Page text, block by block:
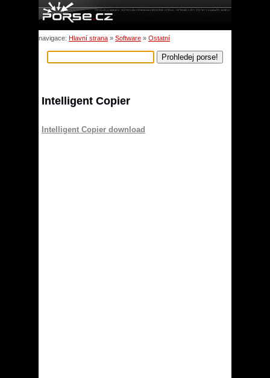
navigace: Hlavní strana » Software » Ostatní
Intelligent Copier
Intelligent Copier download